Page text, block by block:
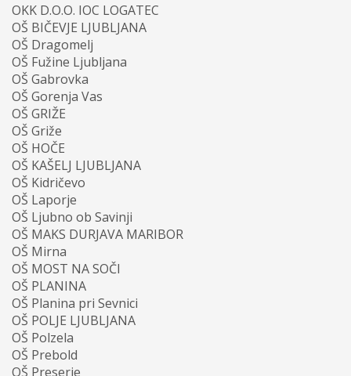
OKK D.O.O. IOC LOGATEC
OŠ BIČEVJE LJUBLJANA
OŠ Dragomelj
OŠ Fužine Ljubljana
OŠ Gabrovka
OŠ Gorenja Vas
OŠ GRIŽE
OŠ Griže
OŠ HOČE
OŠ KAŠELJ LJUBLJANA
OŠ Kidričevo
OŠ Laporje
OŠ Ljubno ob Savinji
OŠ MAKS DURJAVA MARIBOR
OŠ Mirna
OŠ MOST NA SOČI
OŠ PLANINA
OŠ Planina pri Sevnici
OŠ POLJE LJUBLJANA
OŠ Polzela
OŠ Prebold
OŠ Preserje